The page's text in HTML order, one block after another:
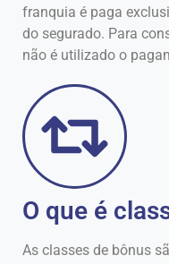
franquia é paga
do segurado. Para
não é utilizado o
O que é
As classes de bônus